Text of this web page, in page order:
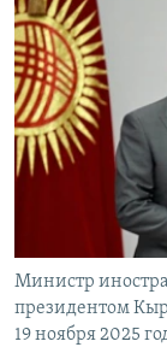
TÜRKMENÇE
Министр
президентом
19 ноября 2025